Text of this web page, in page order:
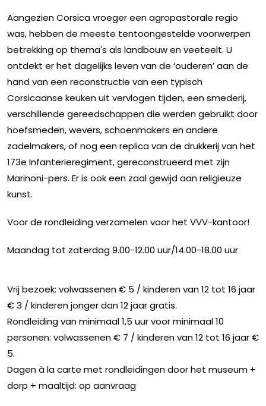
Aangezien Corsica vroeger een agropastorale regio
was, hebben de meeste tentoongestelde voorwerpen
betrekking op thema's als landbouw en veeteelt. U
ontdekt er het dagelijks leven van de ‘ouderen’ aan de
hand van een reconstructie van een typisch
Corsicaanse keuken uit vervlogen tijden, een smederij,
verschillende gereedschappen die werden gebruikt door
hoefsmeden, wevers, schoenmakers en andere
zadelmakers, of nog een replica van de drukkerij van het
173e Infanterieregiment, gereconstrueerd met zijn
Marinoni-pers. Er is ook een zaal gewijd aan religieuze
kunst.
Voor de rondleiding verzamelen voor het VVV-kantoor!
Maandag tot zaterdag 9.00-12.00 uur/14.00-18.00 uur
Vrij bezoek: volwassenen € 5 / kinderen van 12 tot 16 jaar
€ 3 / kinderen jonger dan 12 jaar gratis.
Rondleiding van minimaal 1,5 uur voor minimaal 10
personen: volwassenen € 7 / kinderen van 12 tot 16 jaar €
5.
Dagen à la carte met rondleidingen door het museum +
dorp + maaltijd: op aanvraag